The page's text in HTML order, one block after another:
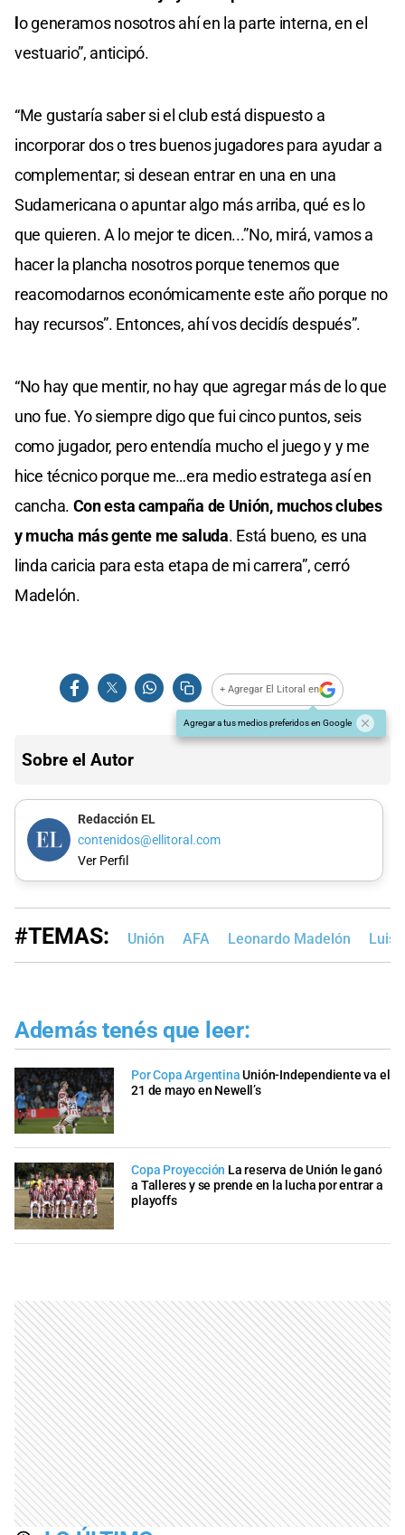
lo generamos nosotros ahí en la parte interna, en el
vestuario”, anticipó.
“Me gustaría saber si el club está dispuesto a
incorporar dos o tres buenos jugadores para ayudar a
complementar; si desean entrar en una en una
Sudamericana o apuntar algo más arriba, qué es lo
que quieren. A lo mejor te dicen...”No, mirá, vamos a
hacer la plancha nosotros porque tenemos que
reacomodarnos económicamente este año porque no
hay recursos”. Entonces, ahí vos decidís después”.
“No hay que mentir, no hay que agregar más de lo que
uno fue. Yo siempre digo que fui cinco puntos, seis
como jugador, pero entendía mucho el juego y y me
hice técnico porque me…era medio estratega así en
cancha. Con esta campaña de Unión, muchos clubes
y mucha más gente me saluda. Está bueno, es una
linda caricia para esta etapa de mi carrera”, cerró
Madelón.
+ Agregar El Litoral en
Agregar a tus medios preferidos en Google
Sobre el Autor
Redacción EL
contenidos@ellitoral.com
Ver Perfil
#TEMAS: Unión AFA Leonardo Madelón Luis
Además tenés que leer:
Por Copa Argentina Unión-Independiente va el
21 de mayo en Newell’s
Copa Proyección La reserva de Unión le ganó
a Talleres y se prende en la lucha por entrar a
playoffs